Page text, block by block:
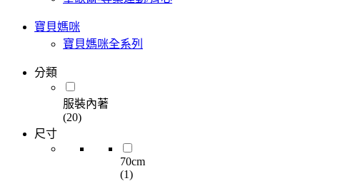
寶貝媽咪
寶貝媽咪全系列
分類
服裝內著
(20)
尺寸
70cm
(1)